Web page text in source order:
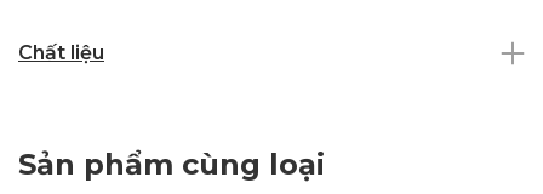
Chất liệu
Sản phẩm cùng loại